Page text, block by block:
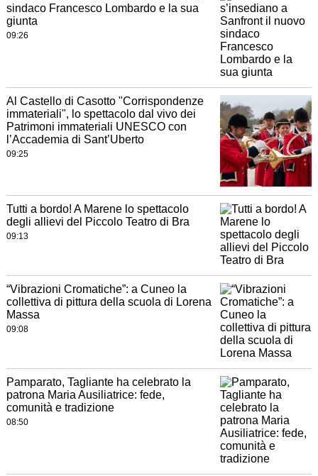
sindaco Francesco Lombardo e la sua
giunta
09:26
Al Castello di Casotto "Corrispondenze
immateriali", lo spettacolo dal vivo dei
Patrimoni immateriali UNESCO con
l’Accademia di Sant’Uberto
09:25
Tutti a bordo! A Marene lo spettacolo
degli allievi del Piccolo Teatro di Bra
09:13
“Vibrazioni Cromatiche”: a Cuneo la
collettiva di pittura della scuola di Lorena
Massa
09:08
Pamparato, Tagliante ha celebrato la
patrona Maria Ausiliatrice: fede,
comunità e tradizione
08:50